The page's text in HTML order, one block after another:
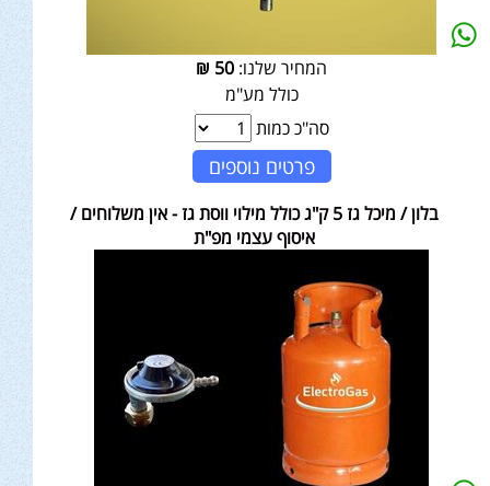
המחיר שלנו: 50
₪
כולל מע"מ
סה"כ כמות
פרטים נוספים
בלון / מיכל גז 5 ק"ג כולל מילוי ווסת גז - אין משלוחים /
איסוף עצמי מפ"ת